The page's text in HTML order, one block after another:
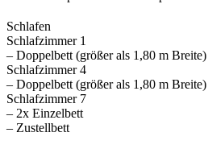
Schlafen
Schlafzimmer 1
– Doppelbett (größer als 1,80 m Breite)
Schlafzimmer 4
– Doppelbett (größer als 1,80 m Breite)
Schlafzimmer 7
– 2x Einzelbett
– Zustellbett